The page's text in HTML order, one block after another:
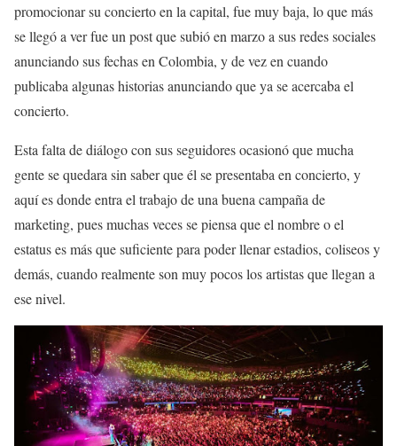
promocionar su concierto en la capital, fue muy baja, lo que más
se llegó a ver fue un post que subió en marzo a sus redes sociales
anunciando sus fechas en Colombia, y de vez en cuando
publicaba algunas historias anunciando que ya se acercaba el
concierto.
Esta falta de diálogo con sus seguidores ocasionó que mucha
gente se quedara sin saber que él se presentaba en concierto, y
aquí es donde entra el trabajo de una buena campaña de
marketing, pues muchas veces se piensa que el nombre o el
estatus es más que suficiente para poder llenar estadios, coliseos y
demás, cuando realmente son muy pocos los artistas que llegan a
ese nivel.